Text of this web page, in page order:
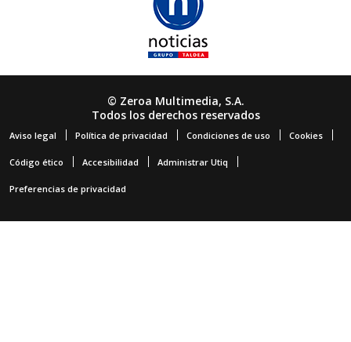
© Zeroa Multimedia, S.A.
Todos los derechos reservados
Aviso legal Política de privacidad Condiciones de uso Cookies
Código ético Accesibilidad Administrar Utiq
Preferencias de privacidad